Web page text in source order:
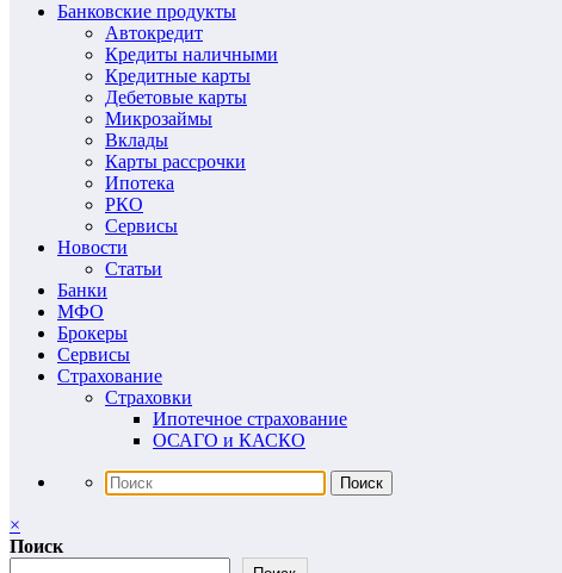
Банковские продукты
Автокредит
Кредиты наличными
Кредитные карты
Дебетовые карты
Микрозаймы
Вклады
Карты рассрочки
Ипотека
РКО
Сервисы
Новости
Статьи
Банки
МФО
Брокеры
Сервисы
Страхование
Страховки
Ипотечное страхование
ОСАГО и КАСКО
×
Поиск